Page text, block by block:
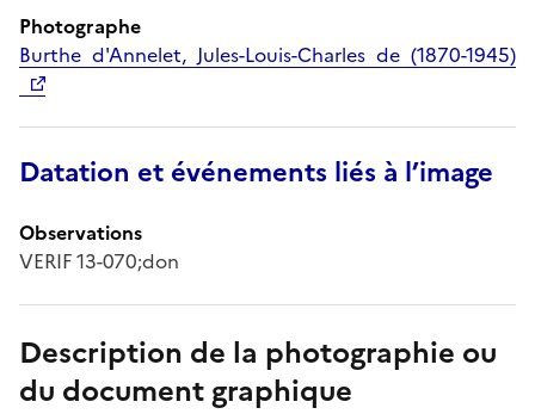
Photographe
Burthe d'Annelet, Jules-Louis-Charles de (1870-1945)
Datation et événements liés à l’image
Observations
VERIF 13-070;don
Description de la photographie ou
du document graphique